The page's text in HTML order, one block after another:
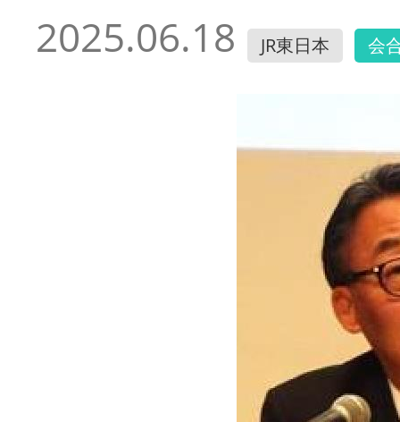
2025.06.18 JR東日本 会